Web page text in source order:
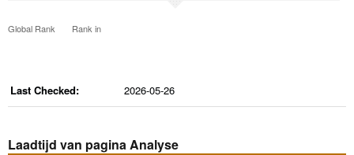
Global Rank Rank in
Last Checked: 2026-05-26
Laadtijd van pagina Analyse